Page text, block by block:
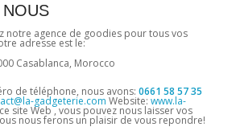
notre agence de goodies pour tous vos
adresse est le:
Casablanca, Morocco
de téléphone, nous avons: 0661 58 57 35
gadgeterie.com Website: www.la-
site Web , vous pouvez nous laisser vos
nous ferons un plaisir de vous repondre!